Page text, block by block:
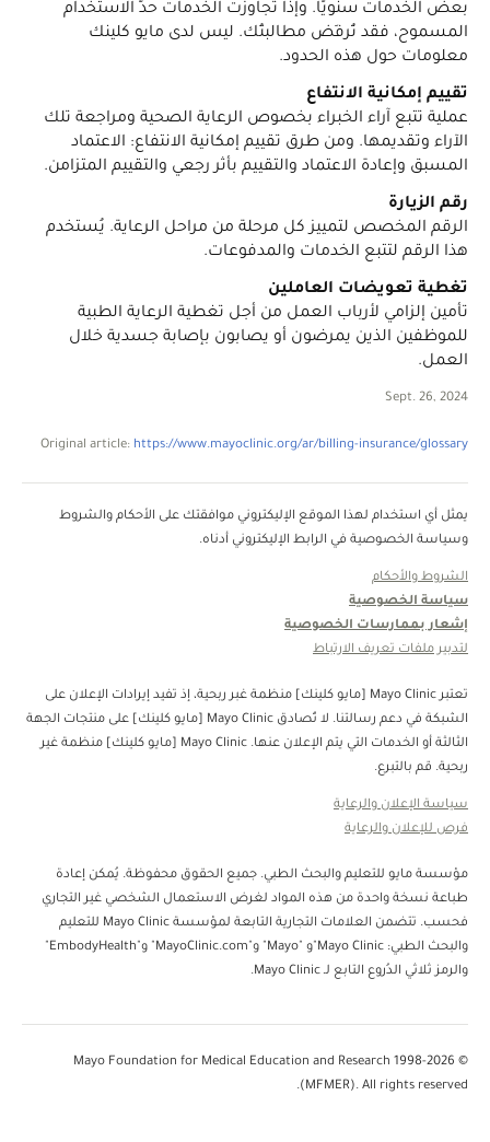
بعض الخدمات سنويًا. وإذا تجاوزت الخدمات حدَّ الاستخدام
المسموح، فقد تُرفَض مطالبتُك. ليس لدى مايو كلينك
معلومات حول هذه الحدود.
تقييم إمكانية الانتفاع
عملية تتبع آراء الخبراء بخصوص الرعاية الصحية ومراجعة تلك
الآراء وتقديمها. ومن طرق تقييم إمكانية الانتفاع: الاعتماد
المسبق وإعادة الاعتماد والتقييم بأثر رجعي والتقييم المتزامن.
رقم الزيارة
الرقم المخصص لتمييز كل مرحلة من مراحل الرعاية. يُستخدم
هذا الرقم لتتبع الخدمات والمدفوعات.
تغطية تعويضات العاملين
تأمين إلزامي لأرباب العمل من أجل تغطية الرعاية الطبية
للموظفين الذين يمرضون أو يصابون بإصابة جسدية خلال
العمل.
Sept. 26, 2024
Original article: https://www.mayoclinic.org/ar/billing-insurance/glossary
يمثل أي استخدام لهذا الموقع الإليكتروني موافقتك على الأحكام والشروط
وسياسة الخصوصية في الرابط الإليكتروني أدناه.
الشروط والأحكام
سياسة الخصوصية
إشعار بممارسات الخصوصية
لتدبير ملفات تعريف الارتباط
تعتبر Mayo Clinic [مايو كلينك] منظمة غبر ربحية، إذ تفيد إيرادات الإعلان على
الشبكة في دعم رسالتنا. لا تُصادق Mayo Clinic [مايو كلينك] على منتجات الجهة
الثالثة أو الخدمات التي يتم الإعلان عنها. Mayo Clinic [مايو كلينك] منظمة غير
ربحية. قم بالتبرع.
سياسة الإعلان والرعاية
فرص للإعلان والرعاية
مؤسسة مايو للتعليم والبحث الطبي. جميع الحقوق محفوظة. يُمكن إعادة
طباعة نسخة واحدة من هذه المواد لغرض الاستعمال الشخصي غير التجاري
فحسب. تتضمن العلامات التجارية التابعة لمؤسسة Mayo Clinic للتعليم
والبحث الطبي: Mayo Clinic"و "Mayo" و"MayoClinic.com" و"EmbodyHealth"
والرمز ثلاثي الدُروع التابع لـ Mayo Clinic.
© 1998-2026 Mayo Foundation for Medical Education and Research
(MFMER). All rights reserved.